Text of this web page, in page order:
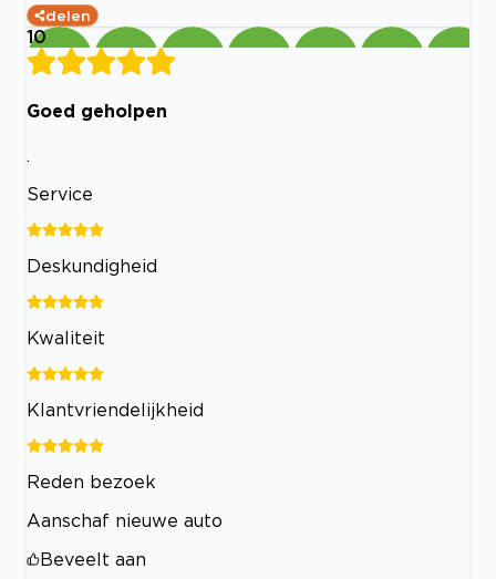
delen
10
Goed geholpen
.
Service
Deskundigheid
Kwaliteit
Klantvriendelijkheid
Reden bezoek
Aanschaf nieuwe auto
Beveelt aan